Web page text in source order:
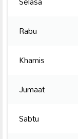
Rabu
Khamis
Jumaat
Sabtu